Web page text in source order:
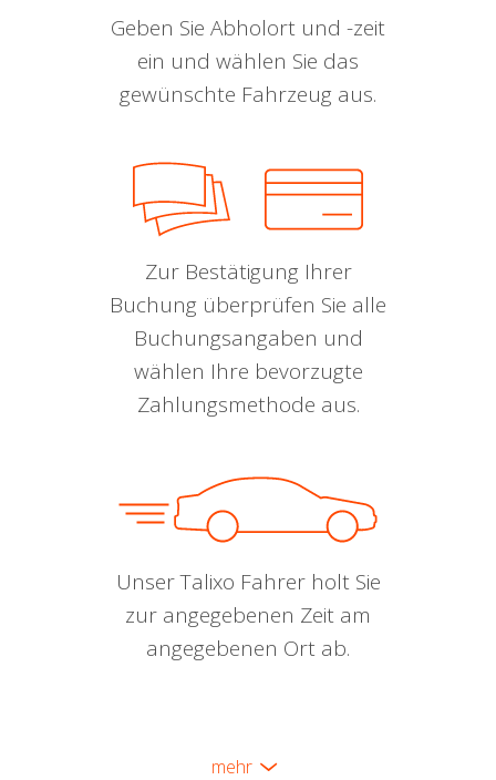
Geben Sie Abholort und -zeit
ein und wählen Sie das
gewünschte Fahrzeug aus.
Zur Bestätigung Ihrer
Buchung überprüfen Sie alle
Buchungsangaben und
wählen Ihre bevorzugte
Zahlungsmethode aus.
Unser Talixo Fahrer holt Sie
zur angegebenen Zeit am
angegebenen Ort ab.
mehr